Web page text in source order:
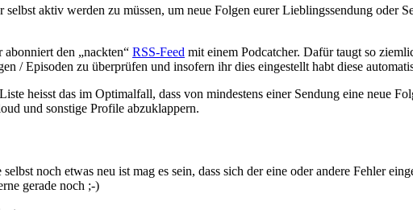
aktiv werden zu müssen, um neue Folgen eurer Lieblingssendung oder
den „nackten“ RSS-Feed mit einem Podcatcher. Dafür taugt so
/ Episoden zu überprüfen und insofern ihr dies eingestellt habt diese
heisst das im Optimalfall, dass von mindestens einer Sendung eine neue
und sonstige Profile abzuklappern.
noch etwas neu ist mag es sein, dass sich der eine oder andere Fehler
gerade noch ;-)